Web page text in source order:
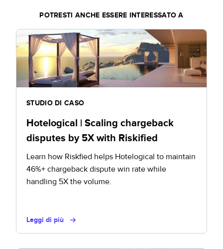
POTRESTI ANCHE ESSERE INTERESSATO A
STUDIO DI CASO
Hotelogical | Scaling chargeback
disputes by 5X with Riskified
Learn how Riskfied helps Hotelogical to maintain
46%+ chargeback dispute win rate while
handling 5X the volume.
Leggi di più